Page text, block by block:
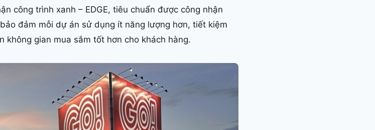
công trình xanh – EDGE, tiêu chuẩn được công nhận
đảm mỗi dự án sử dụng ít năng lượng hơn, tiết kiệm
không gian mua sắm tốt hơn cho khách hàng.